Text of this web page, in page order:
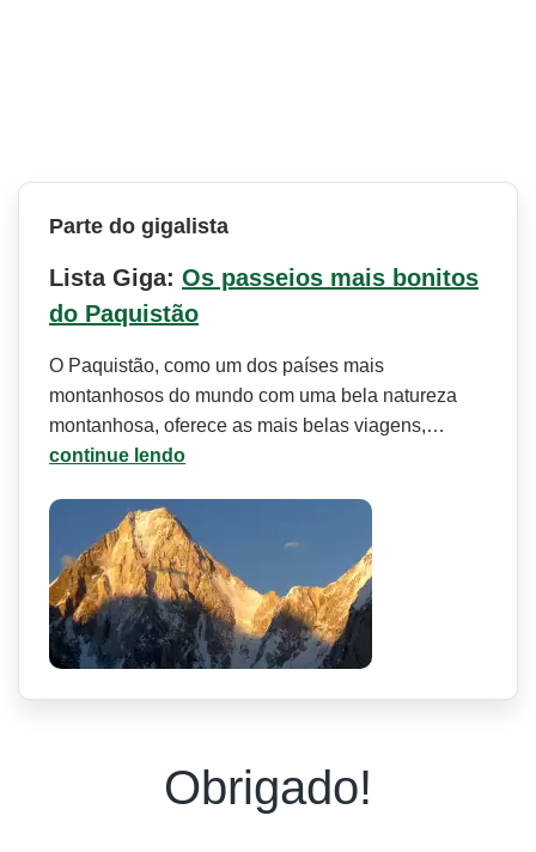
Parte do gigalista
Lista Giga: Os passeios mais bonitos
do Paquistão
O Paquistão, como um dos países mais
montanhosos do mundo com uma bela natureza
montanhosa, oferece as mais belas viagens,…
continue lendo
Obrigado!